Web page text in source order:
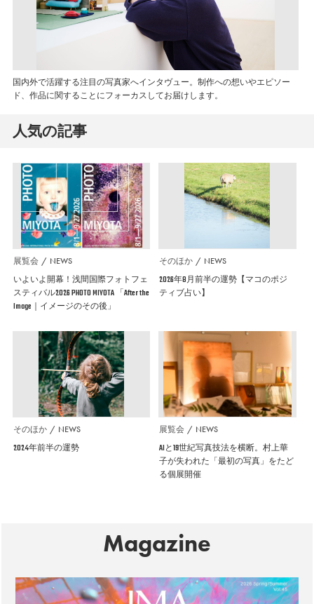
国内外で活躍する注目の写真家へインタヴュー。制作への想いやエピソー
ド、作品に関することにフォーカスしてお届けします。
人気の記事
展覧会 NEWS
いよいよ開幕！浅間国際フォトフェ
スティバル2026 PHOTO MIYOTA 「After the
Image｜イメージのその後」
そのほか NEWS
2026年8月前半の運勢【マコのポジ
ティブ占い】
そのほか NEWS
2024年前半の運勢
展覧会 NEWS
AIと19世紀写真技法を横断。村上華
子が失われた「最初の写真」をたど
る個展開催
Magazine